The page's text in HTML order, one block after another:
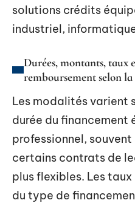
solutions crédits
industriel,
Durées, montants, taux
remboursement selon
Les modalités varient
durée du financement
professionnel, souvent
certains contrats de
plus flexibles. Les
du type de